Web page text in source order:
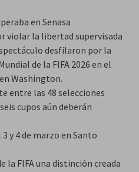
en Senasa
violar la libertad supervisada
desfilaron por la
de la FIFA 2026 en el
Washington.
entre las 48 selecciones
cupos aún deberán
y 4 de marzo en Santo
la FIFA una distinción creada